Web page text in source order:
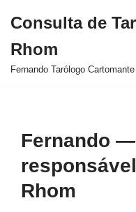
para
o
Consulta de
Rhom
Fernando Tarólogo
Fernando
Rhom